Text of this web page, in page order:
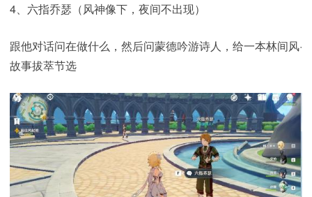
4、六指乔瑟（风神像下，夜间不出现）
跟他对话问在做什么，然后问蒙德吟游诗人，给一本林间风·
故事拔萃节选